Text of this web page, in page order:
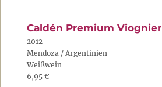
Caldén Premium Viognier
2012
Mendoza / Argentinien
Weißwein
6,95 €